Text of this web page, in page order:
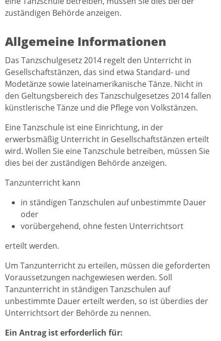
zuständigen Behörde anzeigen.
Allgemeine Informationen
Das Tanzschulgesetz 2014 regelt den Unterricht in
Gesellschaftstänzen, das sind etwa Standard- und
Modetänze sowie lateinamerikanische Tänze. Nicht in
den Geltungsbereich des Tanzschulgesetzes 2014 fallen
künstlerische Tänze und die Pflege von Volkstänzen.
Eine Tanzschule ist eine Einrichtung, in der
erwerbsmäßig Unterricht in Gesellschaftstänzen erteilt
wird. Wollen Sie eine Tanzschule betreiben, müssen Sie
dies bei der zuständigen Behörde anzeigen.
Tanzunterricht kann
in ständigen Tanzschulen auf unbestimmte Dauer
oder
vorübergehend, ohne festen Unterrichtsort
erteilt werden.
Um Tanzunterricht zu erteilen, müssen die geforderten
Voraussetzungen nachgewiesen werden. Soll
Tanzunterricht in ständigen Tanzschulen auf
unbestimmte Dauer erteilt werden, so ist überdies der
Unterrichtsort der Behörde zu nennen.
Ein Antrag ist erforderlich für: